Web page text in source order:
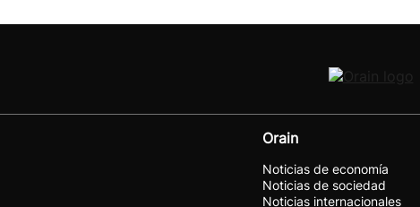
Orain
Noticias de economía
Noticias de sociedad
Noticias internacionales